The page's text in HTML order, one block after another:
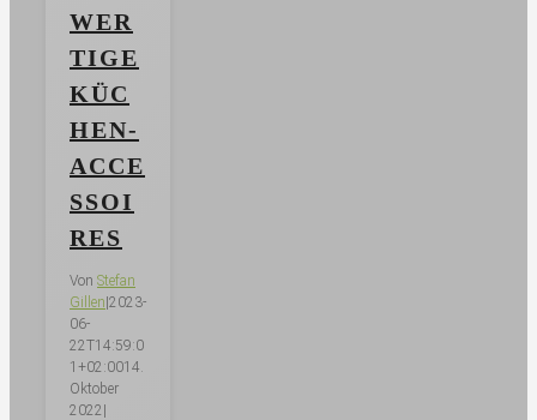
WER
TIGE
KÜC
HEN-
ACCE
SSOI
RES
Von Stefan
Gillen 2023-
06-
22T14:59:0
1+02:0014.
Oktober
2022